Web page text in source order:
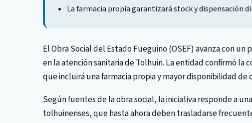
La farmacia propia garantizará stock y dispensación
El Obra Social del Estado Fueguino (OSEF) avanza con
en la atención sanitaria de Tolhuin. La entidad confirmó la
que incluirá una farmacia propia y mayor disponibilidad
Según fuentes de la obra social, la iniciativa responde a
tolhuinenses, que hasta ahora deben trasladarse